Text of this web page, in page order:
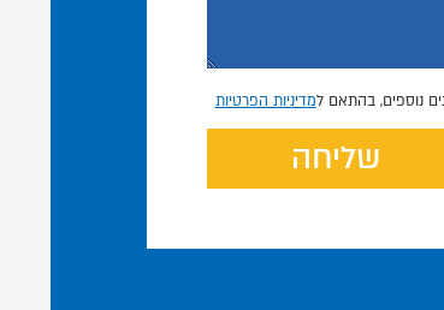
נוספים, בהתאם למדיניות הפרטיות
שליחה